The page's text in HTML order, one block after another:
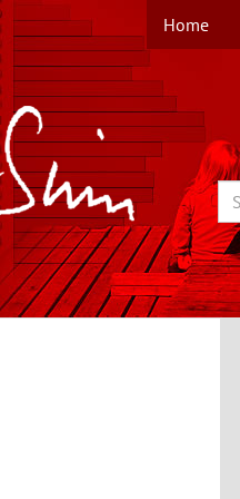
EN
Home